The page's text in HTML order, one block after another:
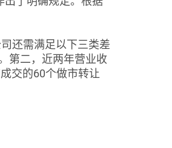
还需满足以下三类差
第二，近两年营业收
交的60个做市转让